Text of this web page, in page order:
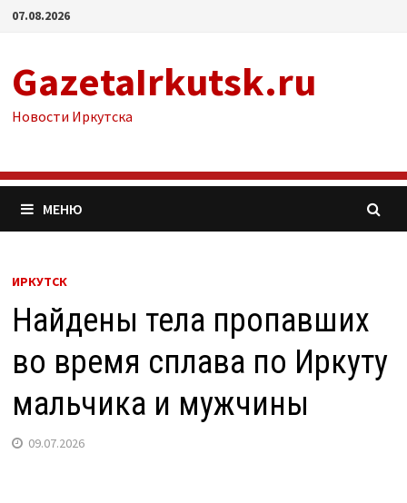
Перейти
07.08.2026
GazetaIrkutsk.ru
Новости Иркутска
МЕНЮ
ИРКУТСК
Найдены тела пропавших
во время сплава по Иркуту
мальчика и мужчины
09.07.2026